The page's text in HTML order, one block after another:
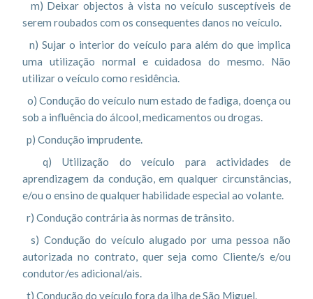
m) Deixar objectos à vista no veículo susceptíveis de
serem roubados com os consequentes danos no veículo.
n) Sujar o interior do veículo para além do que implica
uma utilização normal e cuidadosa do mesmo. Não
utilizar o veículo como residência.
o) Condução do veículo num estado de fadiga, doença ou
sob a influência do álcool, medicamentos ou drogas.
p) Condução imprudente.
q) Utilização do veículo para actividades de
aprendizagem da condução, em qualquer circunstâncias,
e/ou o ensino de qualquer habilidade especial ao volante.
r) Condução contrária às normas de trânsito.
s) Condução do veículo alugado por uma pessoa não
autorizada no contrato, quer seja como Cliente/s e/ou
condutor/es adicional/ais.
t) Condução do veículo fora da ilha de São Miguel.